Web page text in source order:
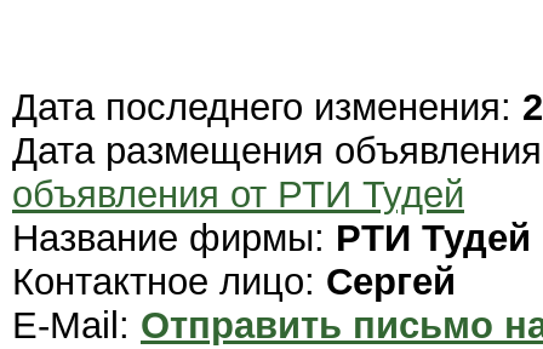
Дата последнего изменения:
Дата размещения
объявления от РТИ Тудей
Название фирмы: РТИ Тудей
Контактное лицо: Сергей
E-Mail: Отправить письмо